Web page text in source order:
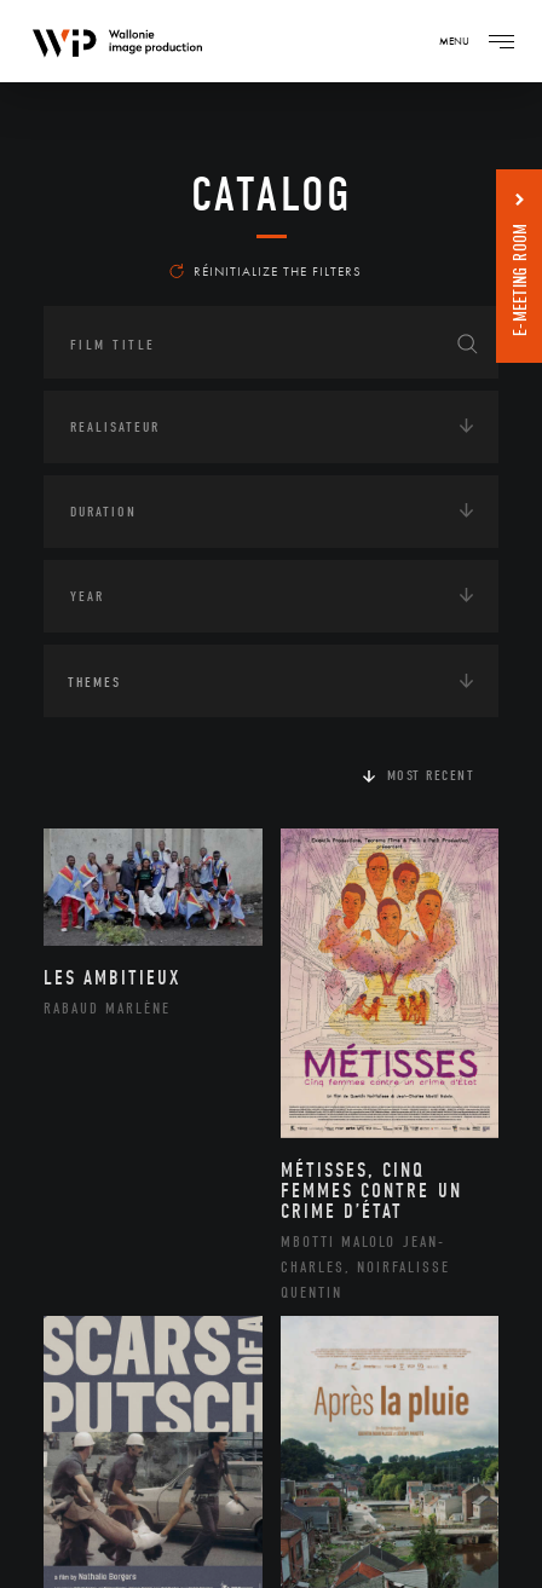
MENU
CATALOG
RÉINITIALIZE THE FILTERS
THEMES
MOST RECENT
LES AMBITIEUX
RABAUD MARLÈNE
MÉTISSES, CINQ
FEMMES CONTRE UN
CRIME D’ÉTAT
MBOTTI MALOLO JEAN-
CHARLES, NOIRFALISSE
QUENTIN
E-MEETING ROOM